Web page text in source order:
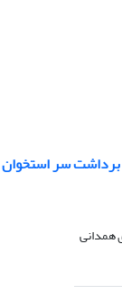
برداشت سر
همدانی